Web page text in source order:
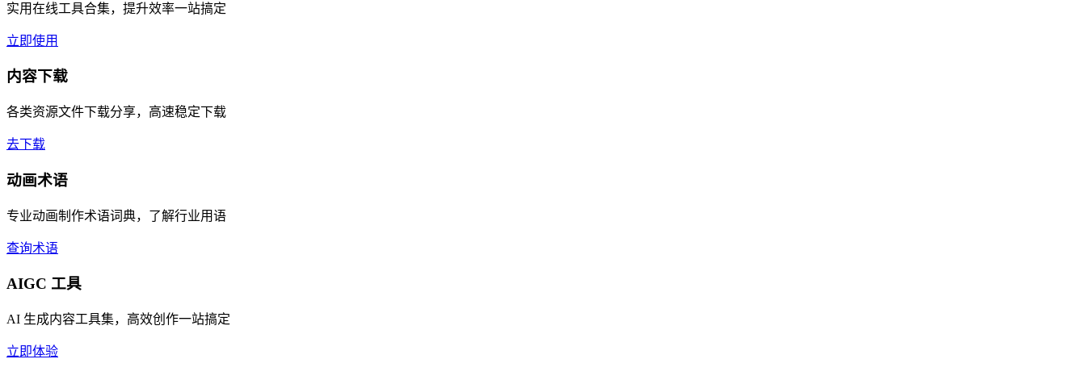
实用在线工具合集，提升效率一站搞定
立即使用
内容下载
各类资源文件下载分享，高速稳定下载
去下载
动画术语
专业动画制作术语词典，了解行业用语
查询术语
AIGC 工具
AI 生成内容工具集，高效创作一站搞定
立即体验